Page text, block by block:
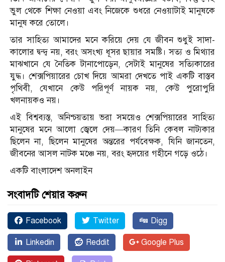
ভুল থেকে শিক্ষা নেওয়া এবং নিজেকে শুধরে নেওয়াটাই মানুষকে
মানুষ করে তোলে।
তার সাহিত্য আমাদের মনে করিয়ে দেয় যে জীবন শুধুই সাদা-
কালোর দ্বন্দ্ব নয়, বরং অসংখ্য ধূসর ছায়ার সমষ্টি। সত্য ও মিথ্যার
মাঝখানে যে নৈতিক টানাপোড়েন, সেটাই মানুষের সত্যিকারের
যুদ্ধ। শেক্সপিয়ারের চোখ দিয়ে আমরা দেখতে পাই একটি বাস্তব
পৃথিবী, যেখানে কেউ পরিপূর্ণ নায়ক নয়, কেউ পুরোপুরি
খলনায়কও নয়।
এই বিশ্বব্যস্ত, অনিশ্চয়তায় ভরা সময়েও শেক্সপিয়ারের সাহিত্য
মানুষের মনে আলো জ্বেলে দেয়—কারণ তিনি কেবল নাট্যকার
ছিলেন না, ছিলেন মানুষের অন্তরের পর্যবেক্ষক, যিনি জানতেন,
জীবনের আসল নাটক মঞ্চে নয়, বরং হৃদয়ের গহীনে গড়ে ওঠে।
একটি বাংলাদেশ অনলাইন
সংবাদটি শেয়ার করুন
Facebook Twitter Digg
Linkedin Reddit Google Plus